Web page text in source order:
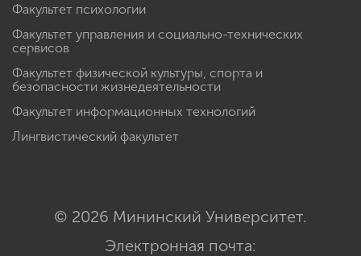
Факультет психологии
Факультет управления и социально-технических
сервисов
Факультет физической культуры, спорта и
безопасности жизнедеятельности
Факультет информационных технологий
Лингвистический факультет
© 2026 Мининский Университет.
Электронная почта: